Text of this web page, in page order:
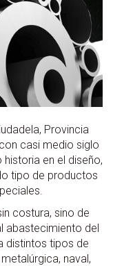
Provincia
casi medio siglo
historia en el diseño,
tipo de productos
costura, sino de
abastecimiento del
distintos tipos de
naval,